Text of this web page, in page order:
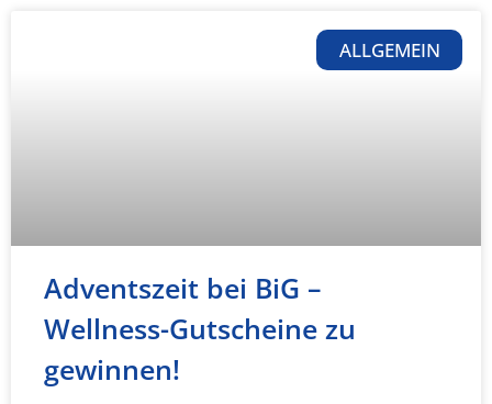
ALLGEMEIN
Adventszeit bei BiG –
Wellness-Gutscheine zu
gewinnen!